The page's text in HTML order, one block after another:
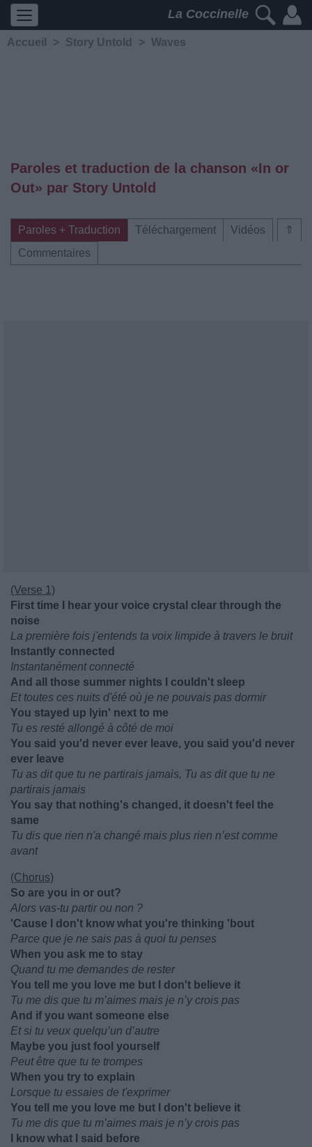
La Coccinelle
Accueil > Story Untold > Waves
Paroles et traduction de la chanson «In or
Out» par Story Untold
⇑
Paroles + Traduction Téléchargement
Vidéos
Commentaires
(Verse 1)
First time I hear your voice crystal clear through the
noise
La première fois j'entends ta voix limpide à travers le bruit
Instantly connected
Instantanément connecté
And all those summer nights I couldn't sleep
Et toutes ces nuits d'été où je ne pouvais pas dormir
You stayed up lyin' next to me
Tu es resté allongé à côté de moi
You said you'd never ever leave, you said you'd never
ever leave
Tu as dit que tu ne partirais jamais, Tu as dit que tu ne
partirais jamais
You say that nothing's changed, it doesn't feel the
same
Tu dis que rien n'a changé mais plus rien n’est comme
avant
(Chorus)
So are you in or out?
Alors vas-tu partir ou non ?
'Cause I don't know what you're thinking 'bout
Parce que je ne sais pas à quoi tu penses
When you ask me to stay
Quand tu me demandes de rester
You tell me you love me but I don't believe it
Tu me dis que tu m’aimes mais je n’y crois pas
And if you want someone else
Et si tu veux quelqu’un d’autre
Maybe you just fool yourself
Peut être que tu te trompes
When you try to explain
Lorsque tu essaies de t'exprimer
You tell me you love me but I don't believe it
Tu me dis que tu m’aimes mais je n’y crois pas
I know what I said before